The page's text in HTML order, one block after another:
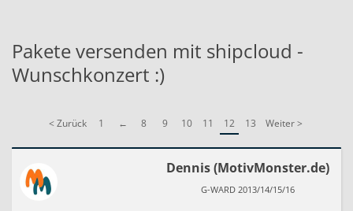
Pakete versenden mit shipcloud -
Wunschkonzert :)
e
< Zurück 1 ← 8 9 10 11 12 13 Weiter >
Dennis (MotivMonster.de)
G-WARD 2013/14/15/16